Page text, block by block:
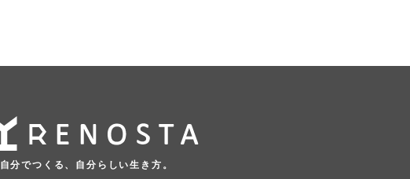
自分でつくる、自分らしい生き方。